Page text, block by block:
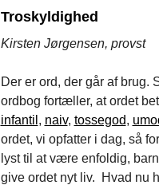
Troskyldighed
Kirsten Jørgensen, provst
Der er ord, der går af brug.
ordbog fortæller, at ordet
infantil , naiv, tossegod,
ordet, vi opfatter i dag, så
lyst til at være enfoldig,
give ordet nyt liv. Hvad nu